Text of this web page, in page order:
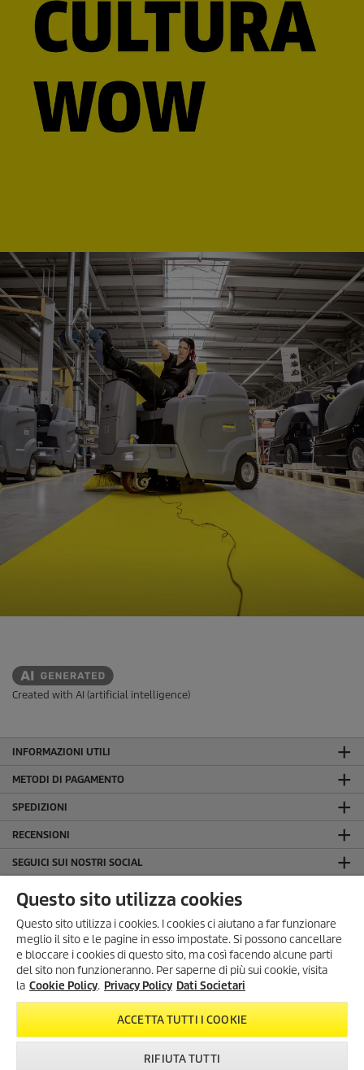
SONO ARRIVATI I SUMMER
DAYS!
Scopri tutte leofferte esclusive,
consconti fino al 35%!
Created with AI (artificial intelligence)
INFORMAZIONI UTILI
METODI DI PAGAMENTO
SPEDIZIONI
RECENSIONI
SEGUICI SUI NOSTRI SOCIAL
LA NOSTRA AZIENDA
INFORMAZIONI GENERALI
INFORMAZIONI LEGALI
Dati Societari
Privacy Policy
Questo sito utilizza cookies
Questo sito utilizza i cookies. I cookies ci aiutano a far funzionare
meglio il sito e le pagine in esso impostate. Si possono cancellare
e bloccare i cookies di questo sito, ma così facendo alcune parti
del sito non funzioneranno. Per saperne di più sui cookie, visita
la Cookie Policy. Privacy Policy Dati Societari
ACCETTA TUTTI I COOKIE
RIFIUTA TUTTI